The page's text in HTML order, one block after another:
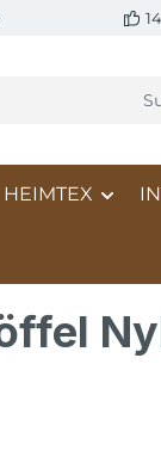
HEIMTEX